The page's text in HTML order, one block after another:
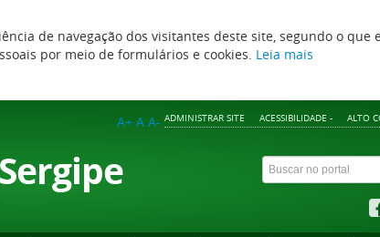
de navegação dos visitantes deste site, segundo o que
por meio de formulários e cookies. Leia mais
ADMINISTRAR SITE ACESSIBILIDADE - ALTO
A+ A A-